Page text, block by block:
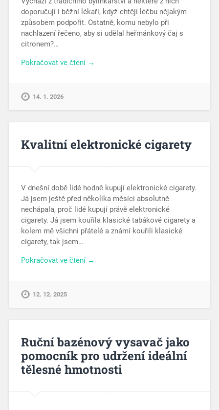
doporučují i běžní lékaři, když chtějí léčbu nějakým
způsobem podpořit. Ostatně, komu nebylo při
nachlazení řečeno, aby si udělal heřmánkový čaj s
citronem?…
Pokračovat ve čtení →
14. 1. 2026
Kvalitní elektronické cigarety
V dnešní době lidé hodně kupují elektronické cigarety.
Já jsem ještě před několika měsíci absolutně
nechápala, proč lidé kupují právě elektronické
cigarety. Já jsem kouřila klasické tabákové cigarety a
kolem mě všichni přátelé a známí kouřili klasické
cigarety, tak jsem…
Pokračovat ve čtení →
12. 12. 2025
Ruční bazénový vysavač jako
pomocník pro udržení ideální
tělesné hmotnosti